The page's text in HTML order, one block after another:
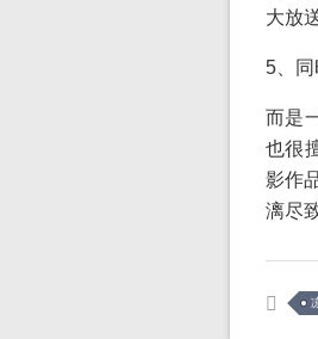
大放
5、同
而是
也很
影作
漓尽